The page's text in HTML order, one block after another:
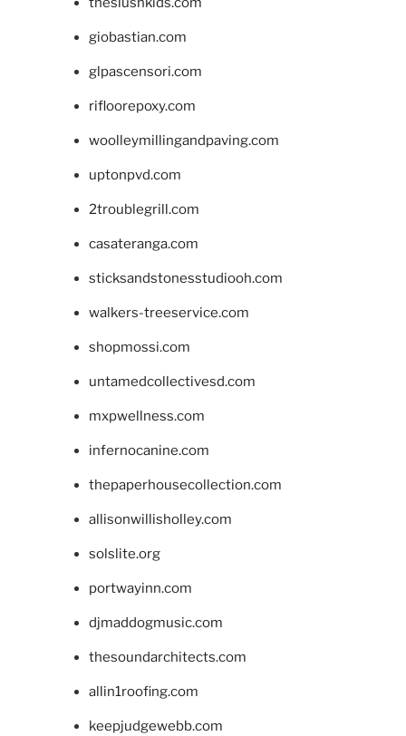
giobastian.com
glpascensori.com
rifloorepoxy.com
woolleymillingandpaving.com
uptonpvd.com
2troublegrill.com
casateranga.com
sticksandstonesstudiooh.com
walkers-treeservice.com
shopmossi.com
untamedcollectivesd.com
mxpwellness.com
infernocanine.com
thepaperhousecollection.com
allisonwillisholley.com
solslite.org
portwayinn.com
djmaddogmusic.com
thesoundarchitects.com
allin1roofing.com
keepjudgewebb.com